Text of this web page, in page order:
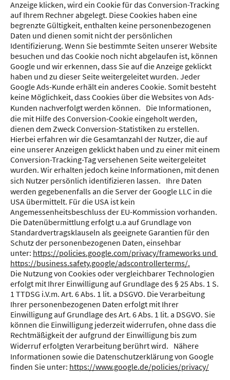
Anzeige klicken, wird ein Cookie für das Conversion-Tracking
auf Ihrem Rechner abgelegt. Diese Cookies haben eine
begrenzte Gültigkeit, enthalten keine personenbezogenen
Daten und dienen somit nicht der persönlichen
Identifizierung. Wenn Sie bestimmte Seiten unserer Website
besuchen und das Cookie noch nicht abgelaufen ist, können
Google und wir erkennen, dass Sie auf die Anzeige geklickt
haben und zu dieser Seite weitergeleitet wurden. Jeder
Google Ads-Kunde erhält ein anderes Cookie. Somit besteht
keine Möglichkeit, dass Cookies über die Websites von Ads-
Kunden nachverfolgt werden können. Die Informationen,
die mit Hilfe des Conversion-Cookie eingeholt werden,
dienen dem Zweck Conversion-Statistiken zu erstellen.
Hierbei erfahren wir die Gesamtanzahl der Nutzer, die auf
eine unserer Anzeigen geklickt haben und zu einer mit einem
Conversion-Tracking-Tag versehenen Seite weitergeleitet
wurden. Wir erhalten jedoch keine Informationen, mit denen
sich Nutzer persönlich identifizieren lassen. Ihre Daten
werden gegebenenfalls an die Server der Google LLC in die
USA übermittelt. Für die USA ist kein
Angemessenheitsbeschluss der EU-Kommission vorhanden.
Die Datenübermittlung erfolgt u.a auf Grundlage von
Standardvertragsklauseln als geeignete Garantien für den
Schutz der personenbezogenen Daten, einsehbar
unter: https://policies.google.com/privacy/frameworks und
https://business.safety.google/adscontrollerterms/.
Die Nutzung von Cookies oder vergleichbarer Technologien
erfolgt mit Ihrer Einwilligung auf Grundlage des § 25 Abs. 1 S.
1 TTDSG i.V.m. Art. 6 Abs. 1 lit. a DSGVO. Die Verarbeitung
Ihrer personenbezogenen Daten erfolgt mit Ihrer
Einwilligung auf Grundlage des Art. 6 Abs. 1 lit. a DSGVO. Sie
können die Einwilligung jederzeit widerrufen, ohne dass die
Rechtmäßigkeit der aufgrund der Einwilligung bis zum
Widerruf erfolgten Verarbeitung berührt wird. Nähere
Informationen sowie die Datenschutzerklärung von Google
finden Sie unter: https://www.google.de/policies/privacy/